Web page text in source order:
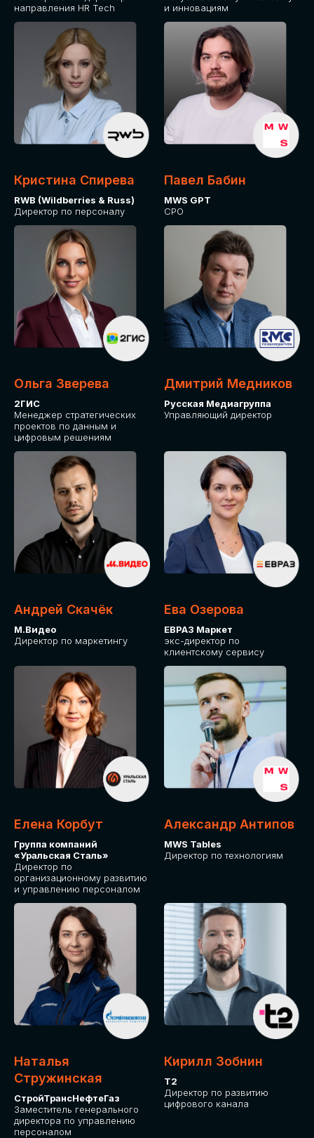
направления HR Tech
и инновациям
Кристина Спирева
RWB (Wildberries & Russ)
Директор по персоналу
Павел Бабин
MWS GPT
CPO
Ольга Зверева
2ГИС
Менеджер стратегических
проектов по данным и
цифровым решениям
Дмитрий Медников
Русская Медиагруппа
Управляющий директор
Андрей Скачёк
М.Видео
Директор по маркетингу
Ева Озерова
ЕВРАЗ Маркет
экс-директор по
клиентскому сервису
Елена Корбут
Группа компаний
«Уральская Сталь»
Директор по
организационному развитию
и управлению персоналом
Александр Антипов
MWS Tables
Директор по технологиям
Наталья
Стружинская
СтройТрансНефтеГаз
Заместитель генерального
директора по управлению
персоналом
Кирилл Зобнин
Т2
Директор по развитию
цифрового канала
Приглашаем стать спикером GLOBAL
TECH FORUM и поделиться своим
опытом и экспертизой. Будем рады
сотрудничеству!
СТАТЬ
СПИКЕРОМ
IT Solutions for Business